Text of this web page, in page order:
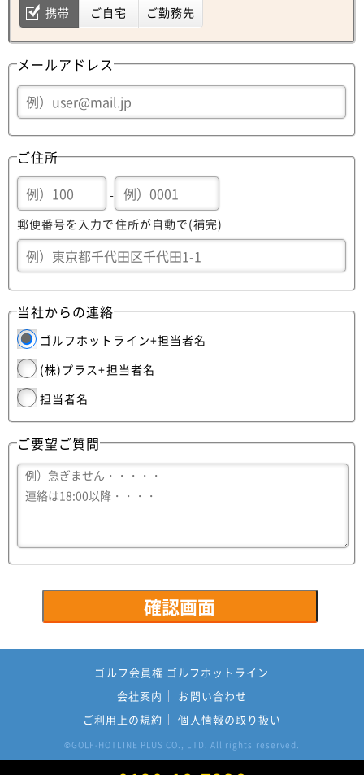
携帯 ご自宅 ご勤務先
メールアドレス
ご住所
-
郵便番号を入力で住所が自動で(補完)
当社からの連絡
ゴルフホットライン+担当者名
(株)プラス+担当者名
担当者名
ご要望ご質問
ゴルフ会員権 ゴルフホットライン
会社案内
お問い合わせ
ご利用上の規約
個人情報の取り扱い
© GOLF-HOTLINE PLUS CO., LTD. All rights reserved.